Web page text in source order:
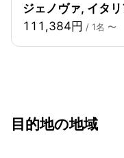
ジェノヴァ, イタ
111,384円 / 1名 〜
目的地の地域